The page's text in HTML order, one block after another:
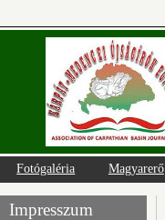
Fotógaléria Magyarerő
Impresszum